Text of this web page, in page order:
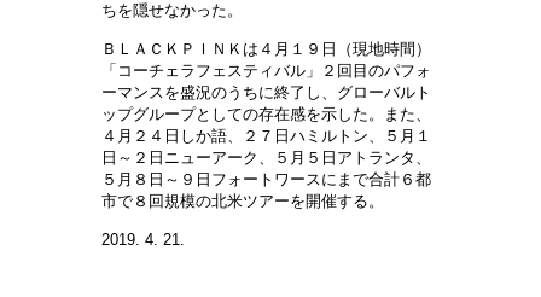
ちを隠せなかった。
ＢＬＡＣＫＰＩＮＫは４月１９日（現地時間）
「コーチェラフェスティバル」２回目のパフォ
ーマンスを盛況のうちに終了し、グローバルト
ップグループとしての存在感を示した。また、
４月２４日しか語、２７日ハミルトン、５月１
日～２日ニューアーク、５月５日アトランタ、
５月８日～９日フォートワースにまで合計６都
市で８回規模の北米ツアーを開催する。
2019. 4. 21.